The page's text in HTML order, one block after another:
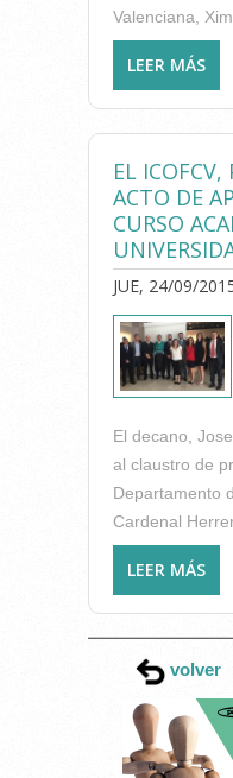
Valenciana,
LEER MÁS
16
EL ICOFCV,
ACTO DE
CURSO
JUE, 24/09/
El decano,
al claustro de
Departamento
Cardenal
LEER MÁS
EN
volver